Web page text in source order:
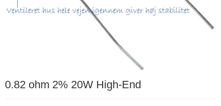
0.82 ohm 2% 20W High-End